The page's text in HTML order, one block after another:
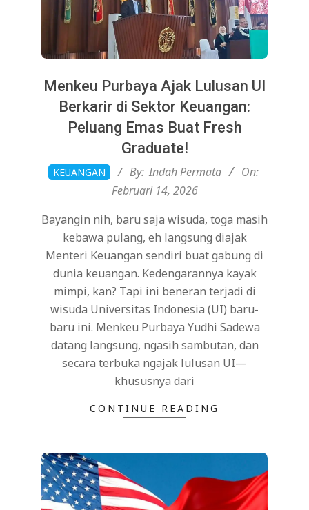
Menkeu Purbaya Ajak Lulusan UI
Berkarir di Sektor Keuangan:
Peluang Emas Buat Fresh
Graduate!
2026-
02-
KEUANGAN By: Indah Permata
On:
Februari 14, 2026
Bayangin nih, baru saja wisuda, toga masih
kebawa pulang, eh langsung diajak
Menteri Keuangan sendiri buat gabung di
dunia keuangan. Kedengarannya kayak
mimpi, kan? Tapi ini beneran terjadi di
wisuda Universitas Indonesia (UI) baru-
baru ini. Menkeu Purbaya Yudhi Sadewa
datang langsung, ngasih sambutan, dan
secara terbuka ngajak lulusan UI—
khususnya dari
CONTINUE READING